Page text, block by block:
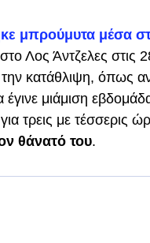
μπρούμυτα μέσα
στο Λος Άντζελες στις
την κατάθλιψη, όπως
έγινε μιάμιση
τρεις με τέσσερις
θάνατό του.